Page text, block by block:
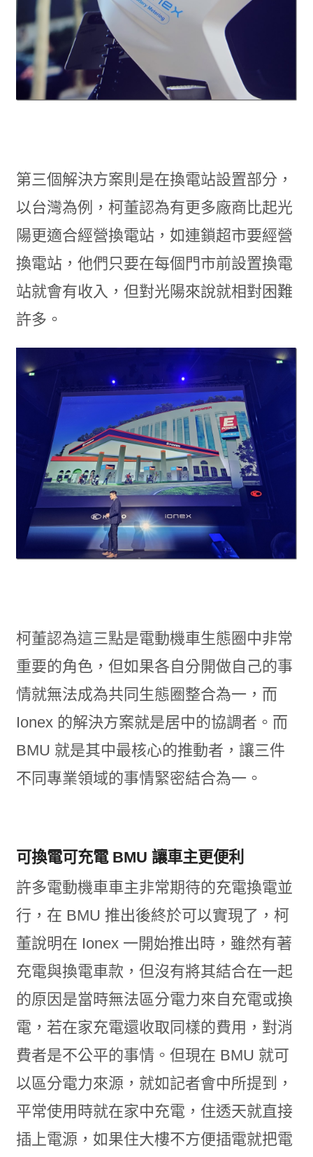
第三個解決方案則是在換電站設置部分，
以台灣為例，柯董認為有更多廠商比起光
陽更適合經營換電站，如連鎖超市要經營
換電站，他們只要在每個門市前設置換電
站就會有收入，但對光陽來說就相對困難
許多。
柯董認為這三點是電動機車生態圈中非常
重要的角色，但如果各自分開做自己的事
情就無法成為共同生態圈整合為一，而
Ionex 的解決方案就是居中的協調者。而
BMU 就是其中最核心的推動者，讓三件
不同專業領域的事情緊密結合為一。
可換電可充電 BMU 讓車主更便利
許多電動機車車主非常期待的充電換電並
行，在 BMU 推出後終於可以實現了，柯
董說明在 Ionex 一開始推出時，雖然有著
充電與換電車款，但沒有將其結合在一起
的原因是當時無法區分電力來自充電或換
電，若在家充電還收取同樣的費用，對消
費者是不公平的事情。但現在 BMU 就可
以區分電力來源，就如記者會中所提到，
平常使用時就在家中充電，住透天就直接
插上電源，如果住大樓不方便插電就把電